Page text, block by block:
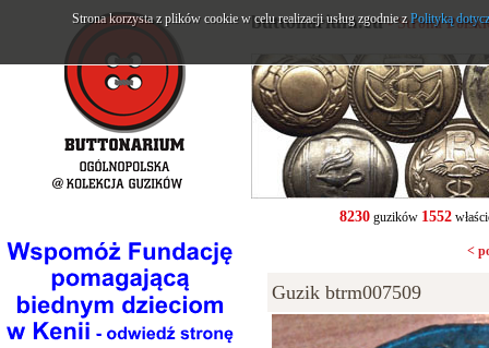
buttonarium.eu- Strona
8230guzików 1552
<
Guzik btrm007509
Strona korzysta z plików cookie w celu realizacji usług zgodnie zPolityką